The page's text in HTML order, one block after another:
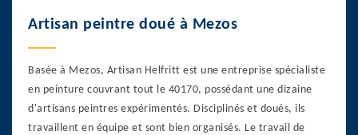
Artisan peintre doué à Mezos
Basée à Mezos, Artisan Helfritt est une entreprise spécialiste
en peinture couvrant tout le 40170, possédant une dizaine
d'artisans peintres expérimentés. Disciplinés et doués, ils
travaillent en équipe et sont bien organisés. Le travail de